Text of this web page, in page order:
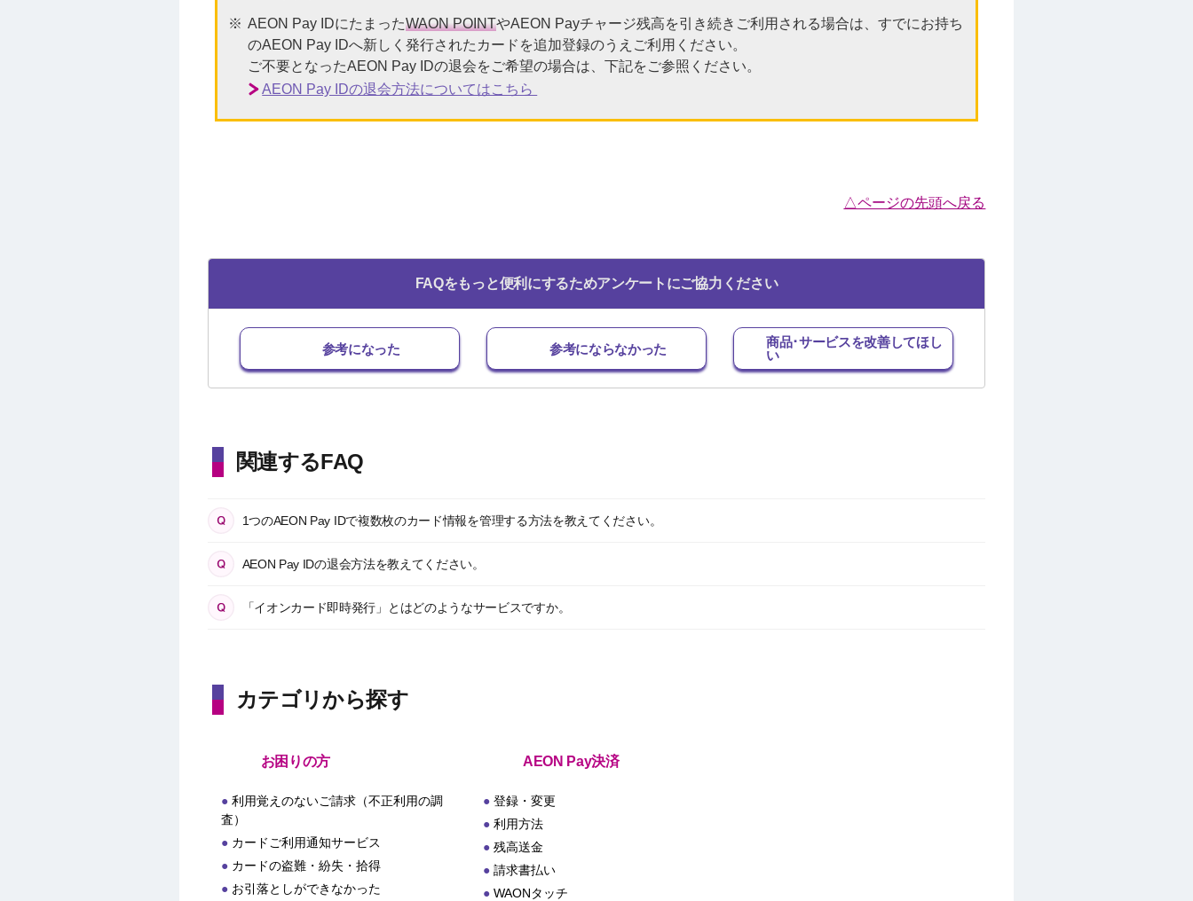
AEON Pay IDにたまったWAON POINTやAEON Payチャージ残高を引き続きご利用される場合は、すでにお持ち
のAEON Pay IDへ新しく発行されたカードを追加登録のうえご利用ください。
ご不要となったAEON Pay IDの退会をご希望の場合は、下記をご参照ください。
AEON Pay IDの退会方法についてはこちら
△ページの先頭へ戻る
FAQをもっと便利にするためアンケートにご協力ください
参考になった 参考にならなかった
商品･サービスを改善してほし
い
関連するFAQ
1つのAEON Pay IDで複数枚のカード情報を管理する方法を教えてください。
AEON Pay IDの退会方法を教えてください。
「イオンカード即時発行」とはどのようなサービスですか。
カテゴリから探す
お困りの方
利用覚えのないご請求（不正利用の調
査）
カードご利用通知サービス
カードの盗難・紛失・拾得
お引落としができなかった
AEON Pay決済
登録・変更
利用方法
残高送金
請求書払い
WAONタッチ